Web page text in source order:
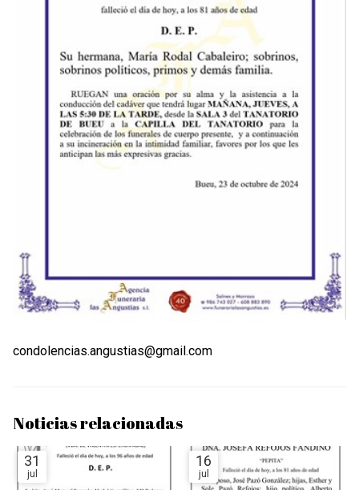
condolencias.angustias@gmail.com
Noticias relacionadas
31
jul
16
jul